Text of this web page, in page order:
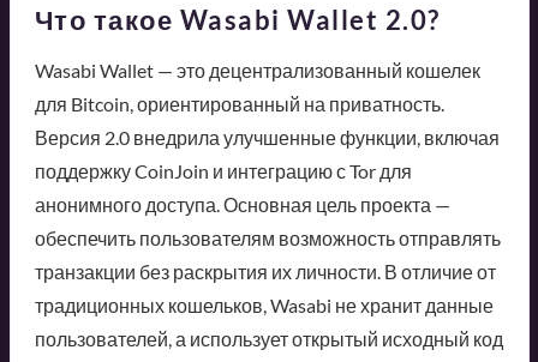
Что такое Wasabi Wallet 2.0?
Wasabi Wallet — это децентрализованный кошелек
для Bitcoin, ориентированный на приватность.
Версия 2.0 внедрила улучшенные функции, включая
поддержку CoinJoin и интеграцию с Tor для
анонимного доступа. Основная цель проекта —
обеспечить пользователям возможность отправлять
транзакции без раскрытия их личности. В отличие от
традиционных кошельков, Wasabi не хранит данные
пользователей, а использует открытый исходный код